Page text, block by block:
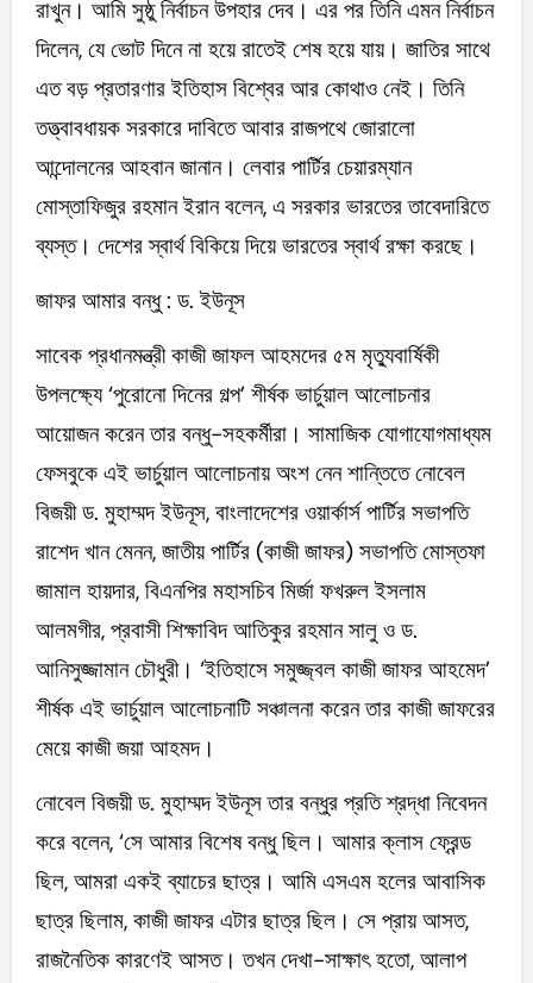
রাখুন। আমি সুষ্ঠু নির্বাচন উপহার দেব। এর পর তিনি এমন নির্বাচন
দিলেন, যে ভোট দিনে না হয়ে রাতেই শেষ হয়ে যায়। জাতির সাথে
এত বড় প্রতারণার ইতিহাস বিশ্বের আর কোথাও নেই। তিনি
তত্ত্বাবধায়ক সরকারে দাবিতে আবার রাজপথে জোরালো
আন্দোলনের আহবান জানান। লেবার পার্টির চেয়ারম্যান
মোস্তাফিজুর রহমান ইরান বলেন, এ সরকার ভারতের তাবেদারিতে
ব্যস্ত। দেশের স্বার্থ বিকিয়ে দিয়ে ভারতের স্বার্থ রক্ষা করছে।
জাফর আমার বন্ধু : ড. ইউনূস
সাবেক প্রধানমন্ত্রী কাজী জাফল আহমদের ৫ম মৃত্যুবার্ষিকী
উপলক্ষ্যে ‘পুরোনো দিনের গল্প’ শীর্ষক ভার্চুয়াল আলোচনার
আয়োজন করেন তার বন্ধু-সহকর্মীরা। সামাজিক যোগাযোগমাধ্যম
ফেসবুকে এই ভার্চুয়াল আলোচনায় অংশ নেন শান্তিতে নোবেল
বিজয়ী ড. মুহাম্মদ ইউনূস, বাংলাদেশের ওয়ার্কার্স পার্টির সভাপতি
রাশেদ খান মেনন, জাতীয় পার্টির (কাজী জাফর) সভাপতি মোস্তফা
জামাল হায়দার, বিএনপির মহাসচিব মির্জা ফখরুল ইসলাম
আলমগীর, প্রবাসী শিক্ষাবিদ আতিকুর রহমান সালু ও ড.
আনিসুজ্জামান চৌধুরী। ‘ইতিহাসে সমুজ্জ্বল কাজী জাফর আহমেদ’
শীর্ষক এই ভার্চুয়াল আলোচনাটি সঞ্চালনা করেন তার কাজী জাফরের
মেয়ে কাজী জয়া আহমদ।
নোবেল বিজয়ী ড. মুহাম্মদ ইউনূস তার বন্ধুর প্রতি শ্রদ্ধা নিবেদন
করে বলেন, ‘সে আমার বিশেষ বন্ধু ছিল। আমার ক্লাস ফ্রেন্ড
ছিল, আমরা একই ব্যাচের ছাত্র। আমি এসএম হলের আবাসিক
ছাত্র ছিলাম, কাজী জাফর এটার ছাত্র ছিল। সে প্রায় আসত,
রাজনৈতিক কারণেই আসত। তখন দেখা-সাক্ষাৎ হতো, আলাপ